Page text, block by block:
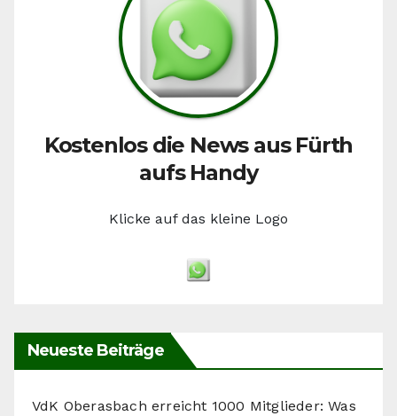
Kostenlos die News aus Fürth
aufs Handy
Klicke auf das kleine Logo
Neueste Beiträge
VdK Oberasbach erreicht 1000 Mitglieder: Was